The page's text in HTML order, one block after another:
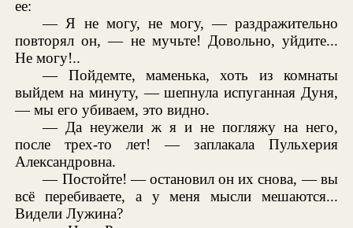
ее:
— Я не могу, не могу, — раздражительно
повторял он, — не мучьте! Довольно, уйдите...
Не могу!..
— Пойдемте, маменька, хоть из комнаты
выйдем на минуту, — шепнула испуганная Дуня,
— мы его убиваем, это видно.
— Да неужели ж я и не погляжу на него,
после трех-то лет! — заплакала Пульхерия
Александровна.
— Постойте! — остановил он их снова, — вы
всё перебиваете, а у меня мысли мешаются...
Видели Лужина?